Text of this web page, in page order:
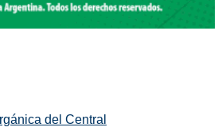
del Central